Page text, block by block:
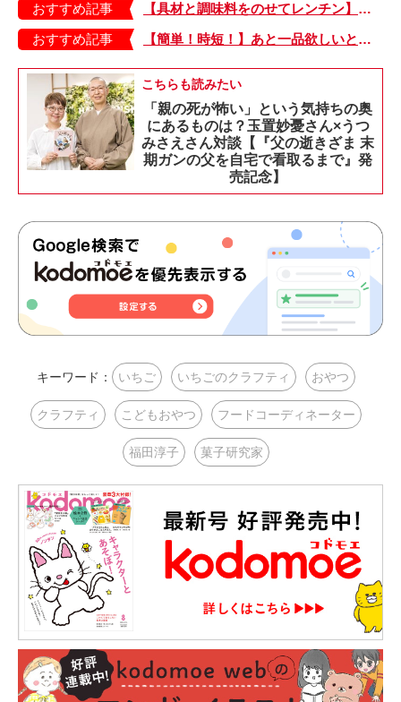
おすすめ記事
【具材と調味料をのせてレンチン】ケチャップ×バターの王道味！「うどんナポリタン」のできあがり♪
おすすめ記事
【簡単！時短！】あと一品欲しいときにおすすめの「卵とレタスの炒めもの」のレシピ
こちらも読みたい
「親の死が怖い」という気持ちの奥
にあるものは？玉置妙憂さん×うつ
みさえさん対談【『父の逝きざま 末
期ガンの父を自宅で看取るまで』発
売記念】
キーワード： いちご いちごのクラフティ おやつ
クラフティ こどもおやつ フードコーディネーター
福田淳子 菓子研究家